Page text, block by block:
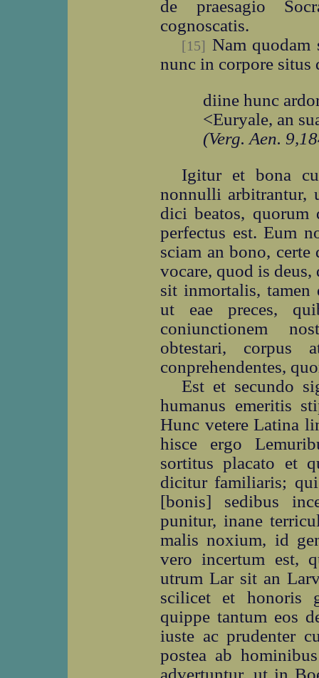
de praesagio
cognoscatis.
[15] Nam quodam
nunc in corpore situs
diine hunc
<Euryale, an
(Verg. Aen.
Igitur et bona
nonnulli arbitrantur,
dici beatos, quorum
perfectus est. Eum
sciam an bono,
vocare, quod is
sit inmortalis, tamen
ut eae preces,
coniunctionem
obtestari, corpus
conprehendentes,
Est et secundo
humanus emeritis
Hunc vetere Latina
hisce ergo
sortitus placato et
dicitur familiaris;
[bonis] sedibus
punitur, inane
malis noxium, id
vero incertum est,
utrum Lar sit an
scilicet et honoris
quippe tantum eos
iuste ac prudenter
postea ab
advertuntur, ut in